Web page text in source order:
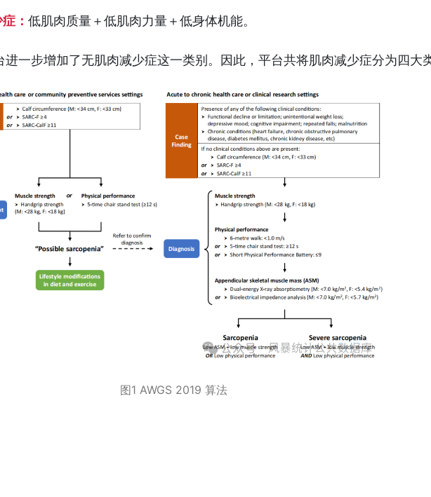
： 低肌肉质量＋低肌肉力量＋低身体机能。
进一步增加了无肌肉减少症这一类别。因此，平台共将肌肉减少症分为四大
图1 AWGS 2019 算法